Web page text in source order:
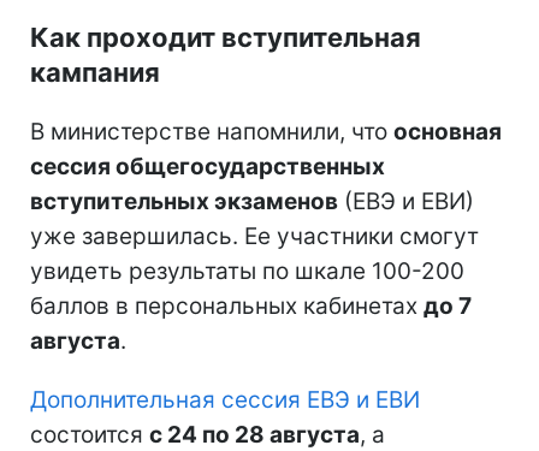
Как проходит вступительная
кампания
В министерстве напомнили, что основная
сессия общегосударственных
вступительных экзаменов (ЕВЭ и ЕВИ)
уже завершилась. Ее участники смогут
увидеть результаты по шкале 100-200
баллов в персональных кабинетах до 7
августа.
Дополнительная сессия ЕВЭ и ЕВИ
состоится с 24 по 28 августа, а